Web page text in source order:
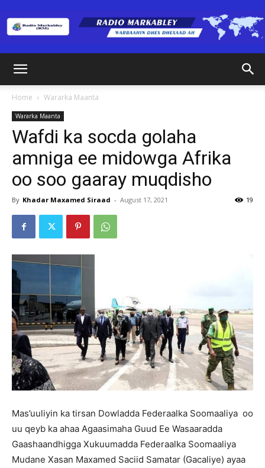
(RM)
Home Wararka Maanta
Wararka Maanta
Wafdi ka socda golaha
amniga ee midowga Afrika
oo soo gaaray muqdisho
By Khadar Maxamed Siraad - August 17, 2021 19
Mas’uuliyin ka tirsan Dowladda Federaalka Soomaaliya oo
uu qeyb ka ahaa Agaasimaha Guud Ee Wasaaradda
Gaashaandhigga Xukuumadda Federaalka Soomaaliya
Mudane Xasan Maxamed Saciid Samatar (Gacaliye) ayaa